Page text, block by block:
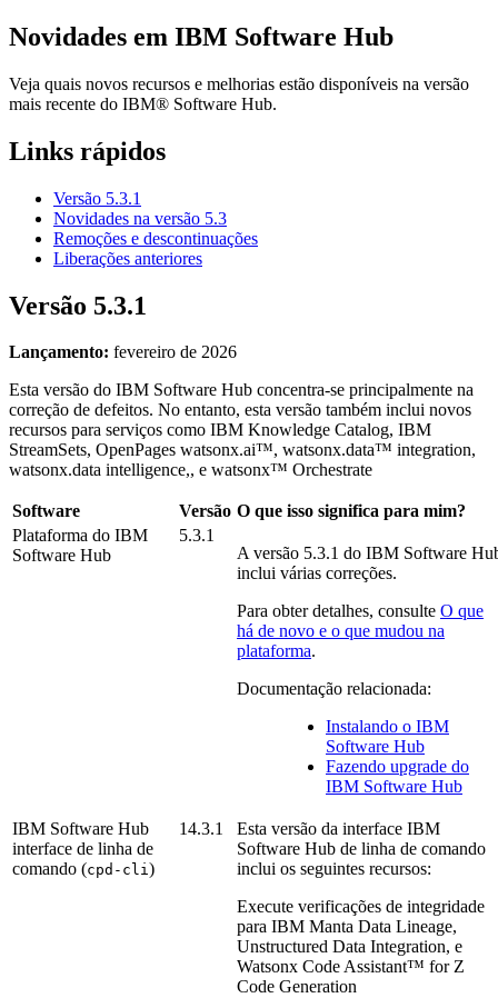
Novidades em IBM Software Hub
Veja quais novos recursos e melhorias estão disponíveis na versão
mais recente do IBM® Software Hub.
Links rápidos
Versão 5.3.1
Novidades na versão 5.3
Remoções e descontinuações
Liberações anteriores
Versão 5.3.1
Lançamento: fevereiro de 2026
Esta versão do IBM Software Hub concentra-se principalmente na
correção de defeitos. No entanto, esta versão também inclui novos
recursos para serviços como IBM Knowledge Catalog, IBM
StreamSets, OpenPages watsonx.ai™, watsonx.data™ integration,
watsonx.data intelligence,, e watsonx™ Orchestrate
Software Versão O que isso significa para mim?
Plataforma do IBM
Software Hub
5.3.1
A versão 5.3.1 do IBM Software
inclui várias correções.
Para obter detalhes, consulte O que
há de novo e o que mudou na
plataforma.
Documentação relacionada:
Instalando o IBM
Software Hub
Fazendo upgrade do
IBM Software Hub
IBM Software Hub
interface de linha de
comando (cpd-cli)
14.3.1 Esta versão da interface IBM
Software Hub de linha de comando
inclui os seguintes recursos:
Execute verificações de integridade
para IBM Manta Data Lineage,
Unstructured Data Integration, e
Watsonx Code Assistant™ for Z
Code Generation